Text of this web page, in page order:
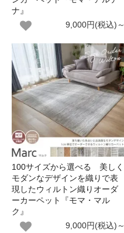
ナ』
9,000円(税込)～
100サイズから選べる 美しく
モダンなデザインを織りで表
現したウィルトン織りオーダ
ーカーペット『モマ・マル
ク』
9,000円(税込)～